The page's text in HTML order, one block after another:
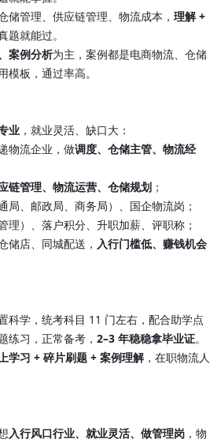
储管理、供应链管理、物流成本， 理解 +
题就能过。
案例分析为主，案例都是电商物流、仓储
模板，通过率高。
业，就业灵活、缺口大：
物流企业，做调度、仓储主管、物流经
链管理、物流运营、仓储规划；
局、邮政局、商务局）、国企物流岗；
理）、落户积分、升职加薪、评职称；
储店、同城配送， 入行门槛低、赚钱机会
科学，统考科目 11 门左右，配合助学点
练习，正常备考， 2–3 年稳稳拿毕业证。
学习 + 碎片刷题 + 案例理解，在职物流人
入行风口行业、就业灵活、做管理岗，物